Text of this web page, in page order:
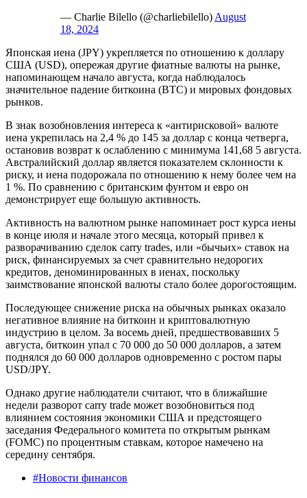
— Charlie Bilello (@charliebilello) August
18, 2024
Японская иена (JPY) укрепляется по отношению к доллару
США (USD), опережая другие фиатные валюты на рынке,
напоминающем начало августа, когда наблюдалось
значительное падение биткоина (BTC) и мировых фондовых
рынков.
В знак возобновления интереса к «антирисковой» валюте
иена укрепилась на 2,4 % до 145 за доллар с конца четверга,
остановив возврат к ослаблению с минимума 141,68 5 августа.
Австралийский доллар является показателем склонности к
риску, и иена подорожала по отношению к нему более чем на
1 %. По сравнению с британским фунтом и евро он
демонстрирует еще большую активность.
Активность на валютном рынке напоминает рост курса иены
в конце июля и начале этого месяца, который привел к
разворачиванию сделок carry trades, или «бычьих» ставок на
риск, финансируемых за счет сравнительно недорогих
кредитов, деноминированных в иенах, поскольку
заимствование японской валюты стало более дорогостоящим.
Последующее снижение риска на обычных рынках оказало
негативное влияние на биткоин и криптовалютную
индустрию в целом. За восемь дней, предшествовавших 5
августа, биткоин упал с 70 000 до 50 000 долларов, а затем
поднялся до 60 000 долларов одновременно с ростом пары
USD/JPY.
Однако другие наблюдатели считают, что в ближайшие
недели разворот carry trade может возобновиться под
влиянием состояния экономики США и предстоящего
заседания Федерального комитета по открытым рынкам
(FOMC) по процентным ставкам, которое намечено на
середину сентября.
#Новости финансов